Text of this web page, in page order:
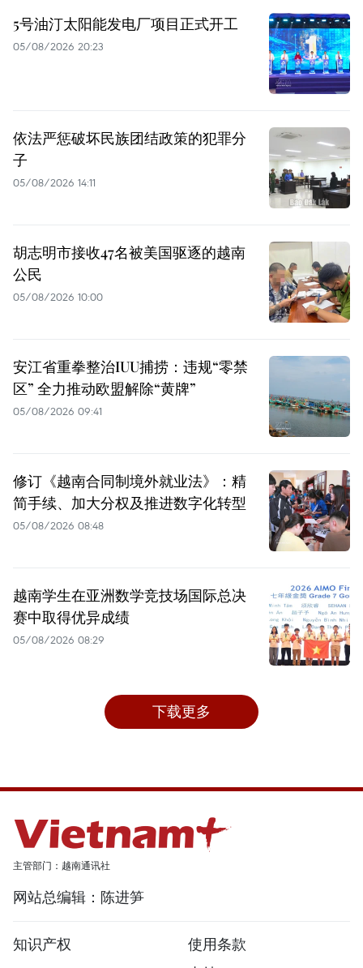
5号油汀太阳能发电厂项目正式开工
05/08/2026 20:23
依法严惩破坏民族团结政策的犯罪分
子
05/08/2026 14:11
胡志明市接收47名被美国驱逐的越南
公民
05/08/2026 10:00
安江省重拳整治IUU捕捞：违规“零禁
区” 全力推动欧盟解除“黄牌”
05/08/2026 09:41
修订《越南合同制境外就业法》：精
简手续、加大分权及推进数字化转型
05/08/2026 08:48
越南学生在亚洲数学竞技场国际总决
赛中取得优异成绩
05/08/2026 08:29
下载更多
主管部门：越南通讯社
网站总编辑：陈进笋
知识产权
使用条款